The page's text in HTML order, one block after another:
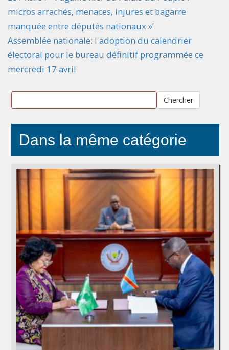
micros arrachés, menaces, injures et bagarre
manquée entre députés nationaux »’
Assemblée nationale: l'adoption du calendrier
électoral pour le bureau définitif programmée ce
mercredi 17 avril
Chercher
Dans la même catégorie